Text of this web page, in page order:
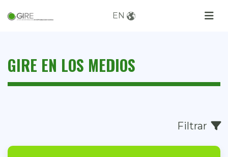
EN
GIRE EN LOS MEDIOS
Filtrar